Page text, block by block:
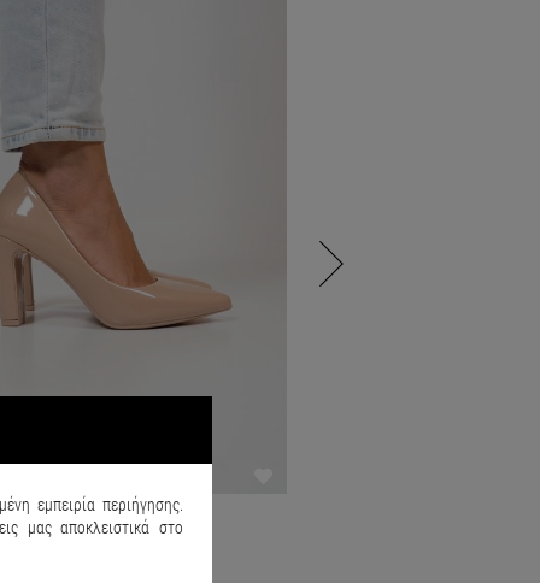
Pumps Μπεζ
εμπειρία περιήγησης.
μας αποκλειστικά στο